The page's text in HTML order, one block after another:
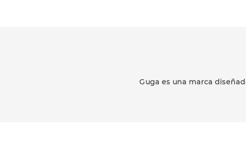
Guga es una marca